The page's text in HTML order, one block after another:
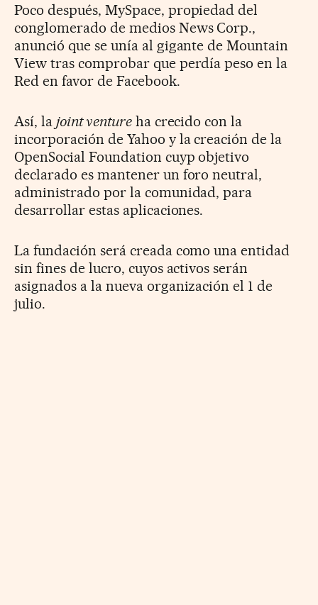
Poco después, MySpace, propiedad del
conglomerado de medios News Corp.,
anunció que se unía al gigante de Mountain
View tras comprobar que perdía peso en la
Red en favor de Facebook.
Así, la joint ventureha crecido con la
incorporación de Yahoo y la creación de la
OpenSocial Foundation cuyp objetivo
declarado es mantener un foro neutral,
administrado por la comunidad, para
desarrollar estas aplicaciones.
La fundación será creada como una entidad
sin fines de lucro, cuyos activos serán
asignados a la nueva organización el 1 de
julio.